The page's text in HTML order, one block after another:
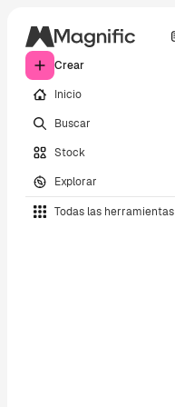
Crear
Inicio
Buscar
Stock
Explorar
Todas las herramientas